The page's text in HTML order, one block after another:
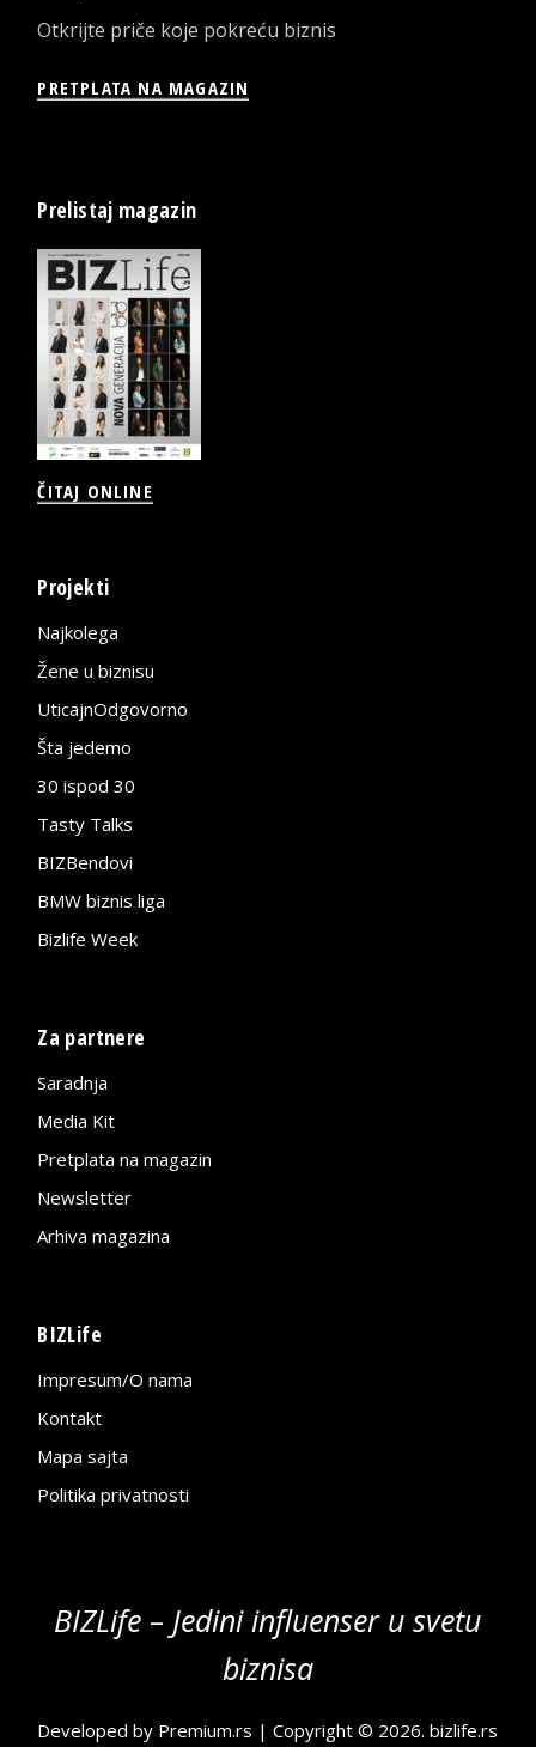
Otkrijte priče koje pokreću biznis
PRETPLATA NA MAGAZIN
Prelistaj magazin
ČITAJ ONLINE
Projekti
Najkolega
Žene u biznisu
UticajnOdgovorno
Šta jedemo
30 ispod 30
Tasty Talks
BIZBendovi
BMW biznis liga
Bizlife Week
Za partnere
Saradnja
Media Kit
Pretplata na magazin
Newsletter
Arhiva magazina
BIZLife
Impresum/O nama
Kontakt
Mapa sajta
Politika privatnosti
BIZLife – Jedini influenser u svetu
biznisa
Developed by Premium.rs | Copyright © 2026.bizlife.rs